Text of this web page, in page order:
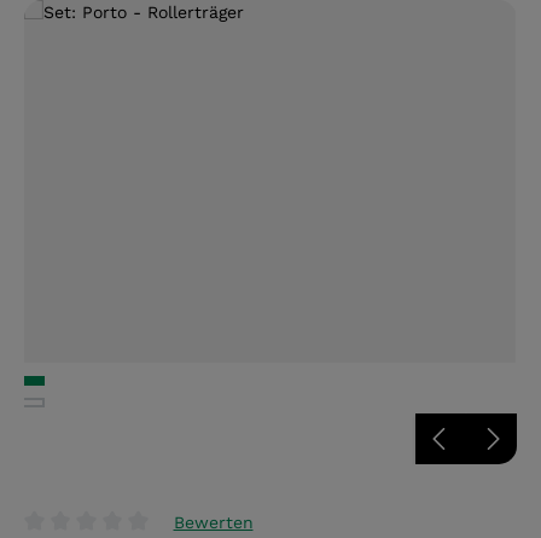
Bildergalerie überspringen
Bewerten